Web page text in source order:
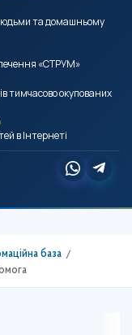
людьми та домашньому
«СТРУМ»
тимчасово окупованих
в Інтернеті
база